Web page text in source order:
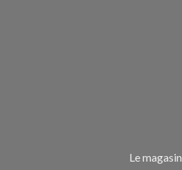
Le magasin